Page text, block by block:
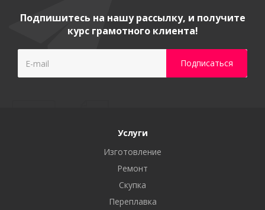
Подпишитесь на нашу рассылку, и получите
курс грамотного клиента!
Услуги
Изготовление
Ремонт
Скупка
Переплавка